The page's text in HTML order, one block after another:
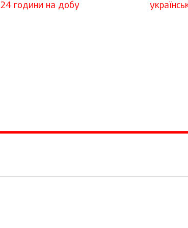
24 години на добу